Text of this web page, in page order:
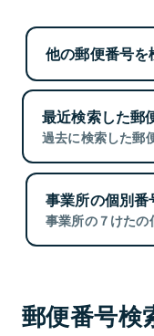
他の郵便番号を
最近検索した郵
過去に検索した郵
事業所の個別番
事業所の７けたの
郵便番号検